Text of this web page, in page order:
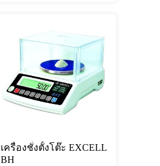
เครื่องชั่งตั้งโต๊ะ EXCELL
BH